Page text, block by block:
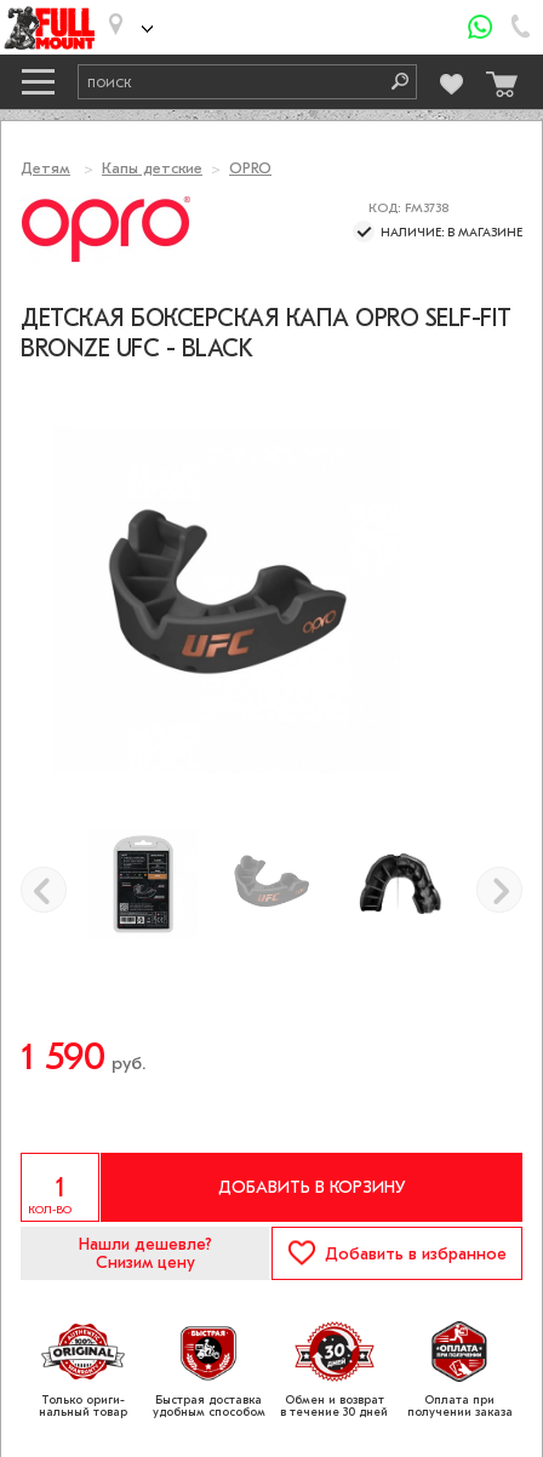
Детям Капы детские OPRO
КОД: FM3738
НАЛИЧИЕ: В МАГАЗИНЕ
ДЕТСКАЯ БОКСЕРСКАЯ КАПА OPRO SELF-FIT
BRONZE UFC - BLACK
1 590 руб.
КОЛ-ВО
ДОБАВИТЬ В КОРЗИНУ
Нашли дешевле?
Снизим цену
Добавить в избранное
Только ориги­
нальный товар
Быстрая доставка
удобным способом
Обмен и возврат
в течение 30 дней
Оплата при
получении заказа